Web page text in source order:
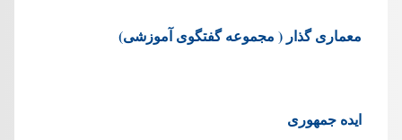
معماری گذار ( مجموعه گفتگوی آموزشی)
ایده جمهوری